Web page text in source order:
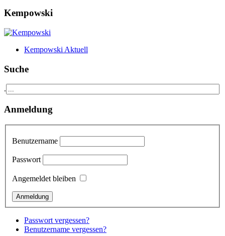
Kempowski
Kempowski Aktuell
Suche
.
Anmeldung
Benutzername
Passwort
Angemeldet bleiben
Passwort vergessen?
Benutzername vergessen?